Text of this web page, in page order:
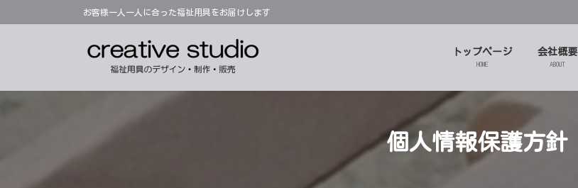
テ
ゲ
お客様一人一人に合った福祉用具をお届けします
トップページ
HOME
会社概要
ABOUT
個人情報保護方針